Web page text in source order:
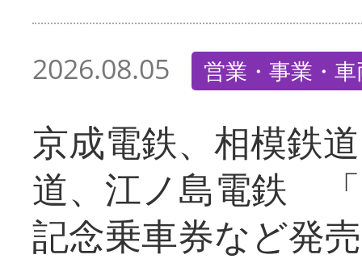
2026.08.05 営業・事業・
京成電鉄、相模鉄
道、江ノ島電鉄
記念乗車券など発売